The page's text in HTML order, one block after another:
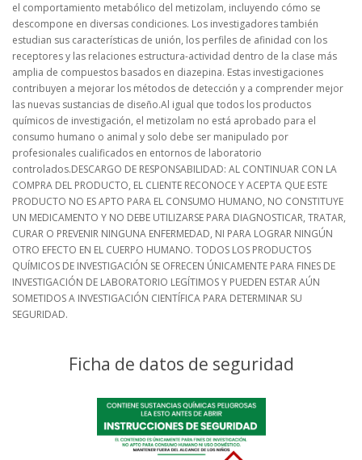
el comportamiento metabólico del metizolam, incluyendo cómo se
descompone en diversas condiciones. Los investigadores también
estudian sus características de unión, los perfiles de afinidad con los
receptores y las relaciones estructura-actividad dentro de la clase más
amplia de compuestos basados en diazepina. Estas investigaciones
contribuyen a mejorar los métodos de detección y a comprender mejor
las nuevas sustancias de diseño.Al igual que todos los productos
químicos de investigación, el metizolam no está aprobado para el
consumo humano o animal y solo debe ser manipulado por
profesionales cualificados en entornos de laboratorio
controlados.DESCARGO DE RESPONSABILIDAD: AL CONTINUAR CON LA
COMPRA DEL PRODUCTO, EL CLIENTE RECONOCE Y ACEPTA QUE ESTE
PRODUCTO NO ES APTO PARA EL CONSUMO HUMANO, NO CONSTITUYE
UN MEDICAMENTO Y NO DEBE UTILIZARSE PARA DIAGNOSTICAR, TRATAR,
CURAR O PREVENIR NINGUNA ENFERMEDAD, NI PARA LOGRAR NINGÚN
OTRO EFECTO EN EL CUERPO HUMANO. TODOS LOS PRODUCTOS
QUÍMICOS DE INVESTIGACIÓN SE OFRECEN ÚNICAMENTE PARA FINES DE
INVESTIGACIÓN DE LABORATORIO LEGÍTIMOS Y PUEDEN ESTAR AÚN
SOMETIDOS A INVESTIGACIÓN CIENTÍFICA PARA DETERMINAR SU
SEGURIDAD.
Ficha de datos de seguridad